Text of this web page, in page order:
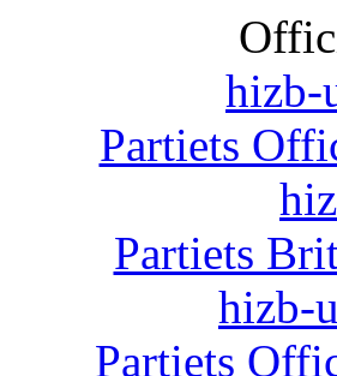
hizb-
Partiets
Partiets
hizb-
Partiets